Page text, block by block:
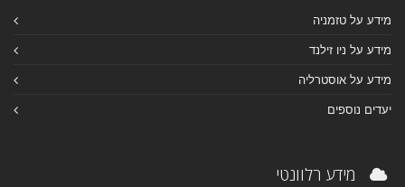
מידע על טזמניה
מידע על ניו זילנד
מידע על אוסטרליה
יעדים נוספים
מידע רלוונטי